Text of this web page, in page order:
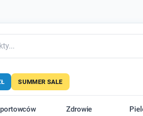
SUMMER SALE
Zdrowie